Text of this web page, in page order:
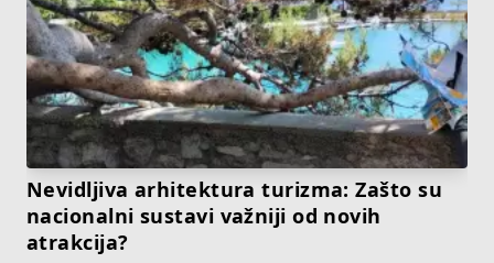
Nevidljiva arhitektura turizma: Zašto su
nacionalni sustavi važniji od novih
atrakcija?